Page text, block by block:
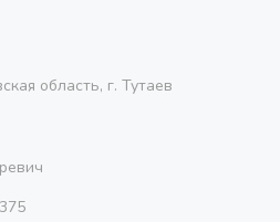
область, г. Тутаев